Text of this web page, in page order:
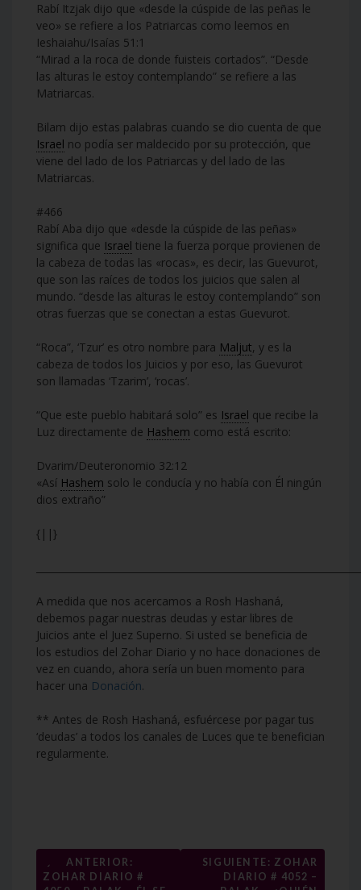
Rabí Itzjak dijo que «desde la cúspide de las peñas le
veo» se refiere a los Patriarcas como leemos en
Ieshaiahu/Isaías 51:1
“Mirad a la roca de donde fuisteis cortados”. “Desde
las alturas le estoy contemplando” se refiere a las
Matriarcas.
Bilam dijo estas palabras cuando se dio cuenta de que
Israel no podía ser maldecido por su protección, que
viene del lado de los Patriarcas y del lado de las
Matriarcas.
#466
Rabí Aba dijo que «desde la cúspide de las peñas»
significa que Israel tiene la fuerza porque provienen de
la cabeza de todas las «rocas», es decir, las Guevurot,
que son las raíces de todos los juicios que salen al
mundo. “desde las alturas le estoy contemplando” son
otras fuerzas que se conectan a estas Guevurot.
“Roca”, ‘Tzur’ es otro nombre para Maljut, y es la
cabeza de todos los Juicios y por eso, las Guevurot
son llamadas ‘Tzarim’, ‘rocas’.
“Que este pueblo habitará solo” es Israel que recibe la
Luz directamente de Hashem como está escrito:
Dvarim/Deuteronomio 32:12
«Así Hashem solo le conducía y no había con Él ningún
dios extraño”
{||}
A medida que nos acercamos a Rosh Hashaná,
debemos pagar nuestras deudas y estar libres de
Juicios ante el Juez Superno. Si usted se beneficia de
los estudios del Zohar Diario y no hace donaciones de
vez en cuando, ahora sería un buen momento para
hacer una Donación.
** Antes de Rosh Hashaná, esfuércese por pagar tus
‘deudas’ a todos los canales de Luces que te benefician
regularmente.
Navegación
←
ANTERIOR:
ZOHAR DIARIO #
SIGUIENTE: ZOHAR
DIARIO # 4052 –